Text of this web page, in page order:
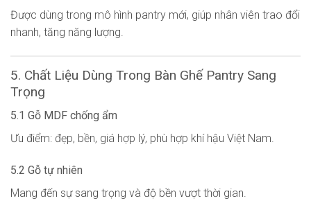
Được dùng trong mô hình pantry mới, giúp nhân viên trao đổi
nhanh, tăng năng lượng.
5. Chất Liệu Dùng Trong Bàn Ghế Pantry Sang
Trọng
5.1 Gỗ MDF chống ẩm
Ưu điểm: đẹp, bền, giá hợp lý, phù hợp khí hậu Việt Nam.
5.2 Gỗ tự nhiên
Mang đến sự sang trọng và độ bền vượt thời gian.